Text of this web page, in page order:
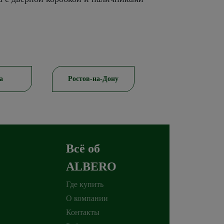
Ростов-на-Дону
Всё об
ALBERO
Где купить
О компании
Контакты